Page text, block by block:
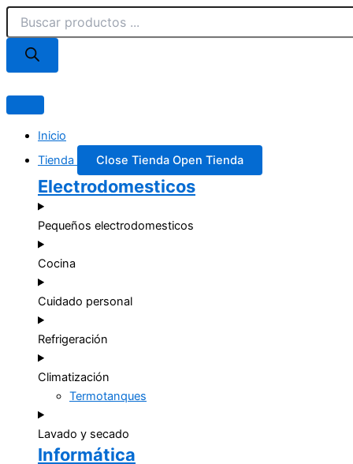
Ir
contenido
Búsqueda
productos
Inicio
Tienda
Close Tienda Open Tienda
Electrodomesticos
Pequeños electrodomesticos
Cocina
Cuidado personal
Refrigeración
Climatización
Termotanques
Lavado y secado
Informática